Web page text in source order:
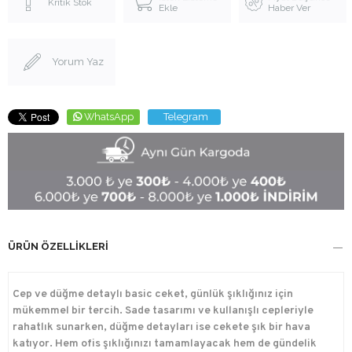
Ekle
Haber Ver
Yorum Yaz
WhatsApp Telegram
ÜRÜN ÖZELLIKLERI
Cep ve düğme detaylı basic ceket, günlük şıklığınız için
mükemmel bir tercih. Sade tasarımı ve kullanışlı cepleriyle
rahatlık sunarken, düğme detayları ise cekete şık bir hava
katıyor. Hem ofis şıklığınızı tamamlayacak hem de gündelik